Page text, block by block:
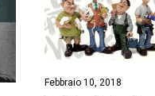
Febbraio 10, 2018